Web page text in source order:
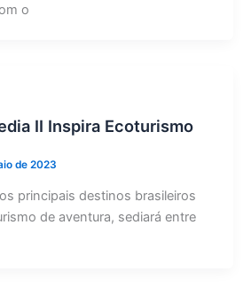
o
II Inspira Ecoturismo
de 2023
principais destinos brasileiros
de aventura, sediará entre